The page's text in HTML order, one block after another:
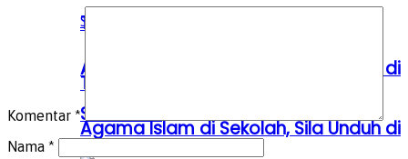
Terbit 40 Buku Digital Pendidikan
Agama Islam di Sekolah, Sila Unduh di
Smart PAI
Terbit 40 Buku Digital Pendidikan
Agama Islam di Sekolah, Sila Unduh di
Komentar *
Nama *